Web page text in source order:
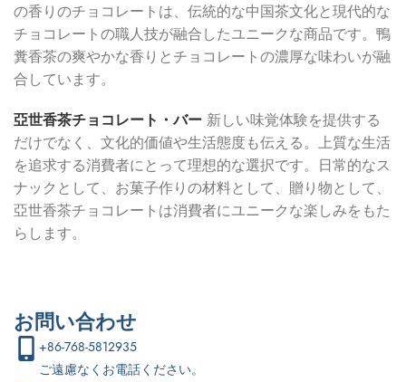
の香りのチョコレートは、伝統的な中国茶文化と現代的な
チョコレートの職人技が融合したユニークな商品です。鴨
糞香茶の爽やかな香りとチョコレートの濃厚な味わいが融
合しています。
亞世香茶チョコレート・バー 新しい味覚体験を提供する
だけでなく、文化的価値や生活態度も伝える。上質な生活
を追求する消費者にとって理想的な選択です。日常的なス
ナックとして、お菓子作りの材料として、贈り物として、
亞世香茶チョコレートは消費者にユニークな楽しみをもた
らします。
お問い合わせ
+86-768-5812935
ご遠慮なくお電話ください。